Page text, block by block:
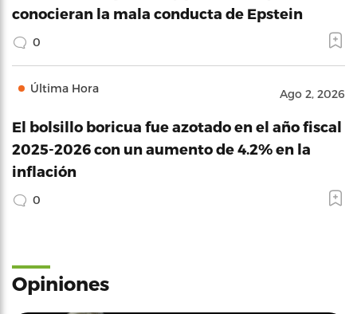
conocieran la mala conducta de Epstein
0
Última Hora Ago 2, 2026
El bolsillo boricua fue azotado en el año fiscal
2025-2026 con un aumento de 4.2% en la
inflación
0
Opiniones